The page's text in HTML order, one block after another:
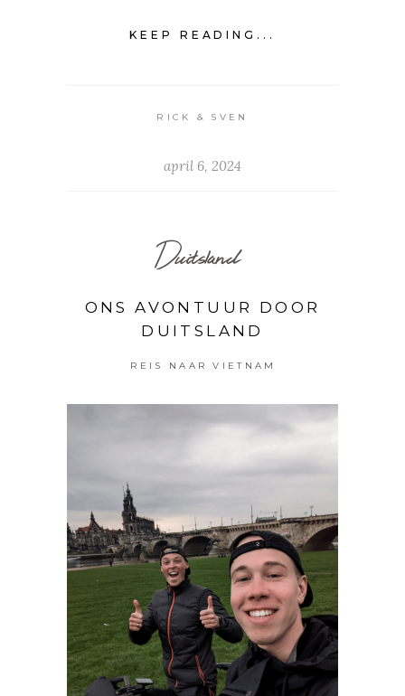
KEEP READING...
RICK & SVEN
april 6, 2024
Duitsland
ONS AVONTUUR DOOR
DUITSLAND
REIS NAAR VIETNAM